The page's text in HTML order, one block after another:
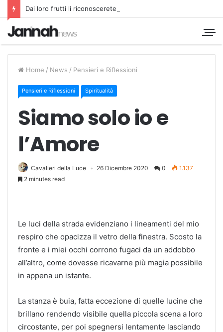
Dai loro frutti li riconoscerete
Home / News / Pensieri e Riflessioni
Pensieri e Riflessioni Spiritualità
Siamo solo io e
l’Amore
Cavalieri della Luce 26 Dicembre 2020 0
1.137
2 minutes read
Le luci della strada evidenziano i lineamenti del mio
respiro che opacizza il vetro della finestra. Scosto la
fronte e i miei occhi corrono fugaci da un addobbo
all’altro, come dovesse ricavarne più magia possibile
in appena un istante.
La stanza è buia, fatta eccezione di quelle lucine che
brillano rendendo visibile quella piccola scena a loro
circostante, per poi spegnersi lentamente lasciando